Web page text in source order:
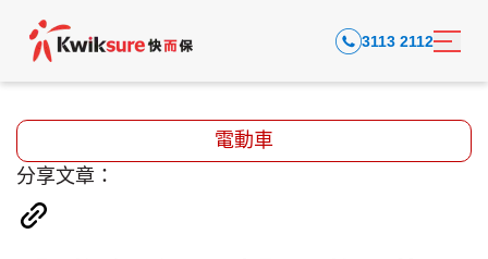
3113 2112
電動車
分享文章：